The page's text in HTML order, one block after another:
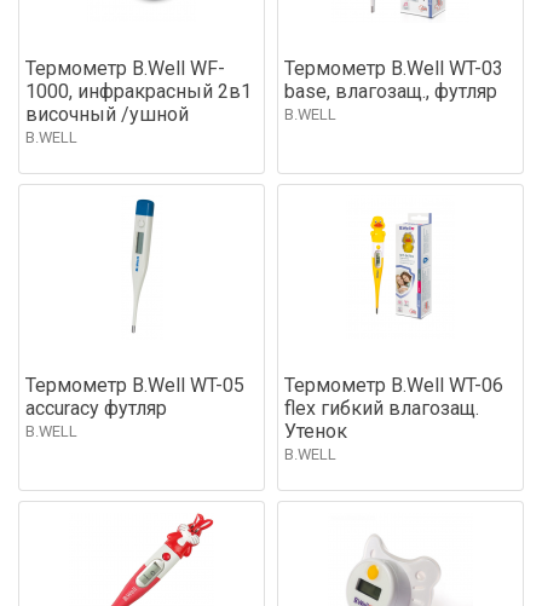
Термометр B.Well WF-
1000, инфракрасный 2в1
височный /ушной
B.WELL
Термометр B.Well WT-03
base, влагозащ., футляр
B.WELL
Термометр B.Well WT-05
accuracy футляр
B.WELL
Термометр B.Well WT-06
flex гибкий влагозащ.
Утенок
B.WELL